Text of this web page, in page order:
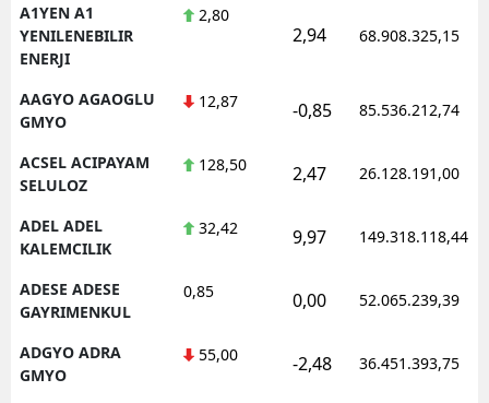
A1YEN A1
YENILENEBILIR
ENERJI
2,80
2,94 68.908.325,15
AAGYO AGAOGLU
GMYO
12,87 -0,85 85.536.212,74
ACSEL ACIPAYAM
SELULOZ
128,50 2,47 26.128.191,00
ADEL ADEL
KALEMCILIK
32,42 9,97 149.318.118,44
ADESE ADESE
GAYRIMENKUL
0,85 0,00 52.065.239,39
ADGYO ADRA
GMYO
55,00 -2,48 36.451.393,75